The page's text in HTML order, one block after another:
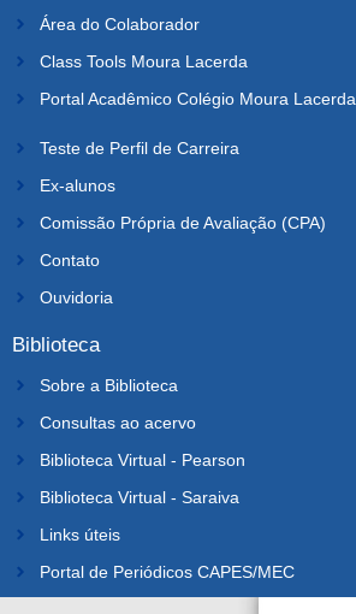
Área do Colaborador
Class Tools Moura Lacerda
Portal Acadêmico Colégio Moura Lacerda
Teste de Perfil de Carreira
Ex-alunos
Comissão Própria de Avaliação (CPA)
Contato
Ouvidoria
Biblioteca
Sobre a Biblioteca
Consultas ao acervo
Biblioteca Virtual - Pearson
Biblioteca Virtual - Saraiva
Links úteis
Portal de Periódicos CAPES/MEC